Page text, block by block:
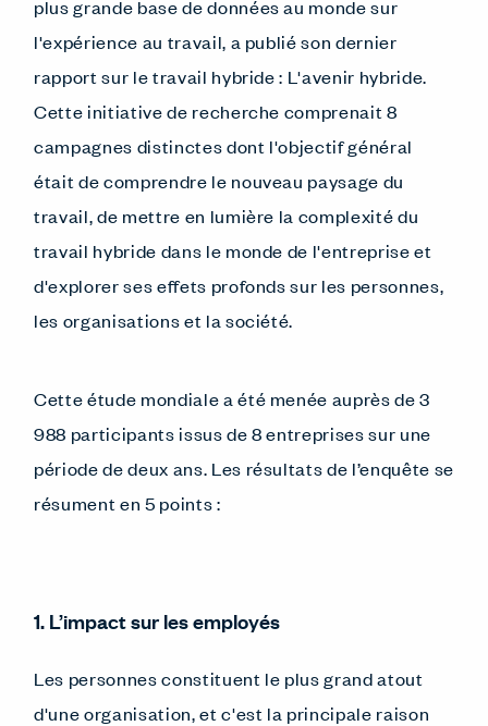
plus grande base de données au monde sur
l'expérience au travail, a publié son dernier
rapport sur le travail hybride : L'avenir hybride.
Cette initiative de recherche comprenait 8
campagnes distinctes dont l'objectif général
était de comprendre le nouveau paysage du
travail, de mettre en lumière la complexité du
travail hybride dans le monde de l'entreprise et
d'explorer ses effets profonds sur les personnes,
les organisations et la société.
Cette étude mondiale a été menée auprès de 3
988 participants issus de 8 entreprises sur une
période de deux ans. Les résultats de l’enquête se
résument en 5 points :
1. L’impact sur les employés
Les personnes constituent le plus grand atout
d'une organisation, et c'est la principale raison